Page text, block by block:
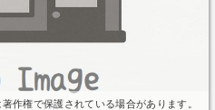
説明をうけスッキリして帰
療は、本当にありがたいで
い😊
作権で保護されている場合があります。